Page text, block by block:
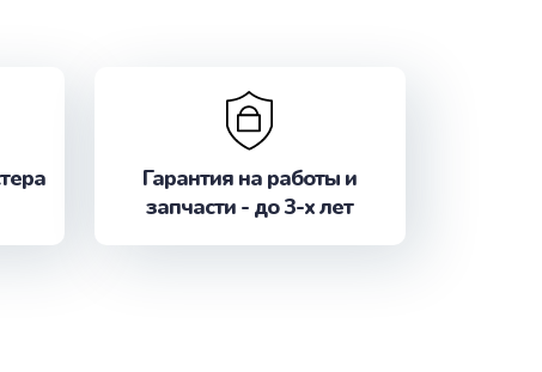
Гарантия на работы и
запчасти - до 3-х лет